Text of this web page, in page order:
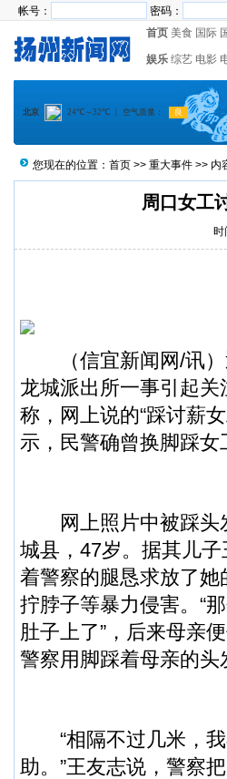
帐号： 密码：
首页 美食 国际
娱乐 综艺 电影
您现在的位置： 首页 >> 重大事件 >> 内
周口女工
时
（信宜新闻 网/讯
龙城派出所一事引起
称，网上说的“踩讨薪
示，民警确曾换脚踩女
网上照片中被踩头
城县，47岁。据其儿
着警察的腿恳求放了
拧脖子等暴力侵害。“
肚子上了”，后来母亲
警察用脚踩着母亲的头
“相隔不过几米，我
助。”王友志说，警察